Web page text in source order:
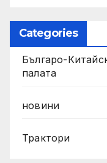
Categories
Българо-
палата
новини
Трактори